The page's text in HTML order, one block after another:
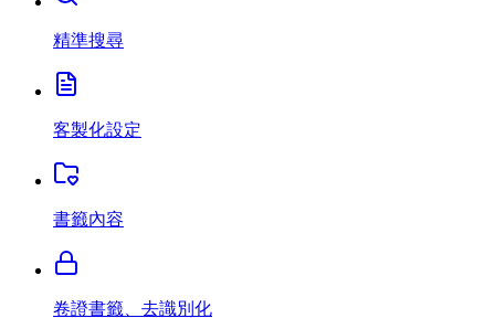
精準搜尋
客製化設定
書籤內容
卷證書籤、去識別化